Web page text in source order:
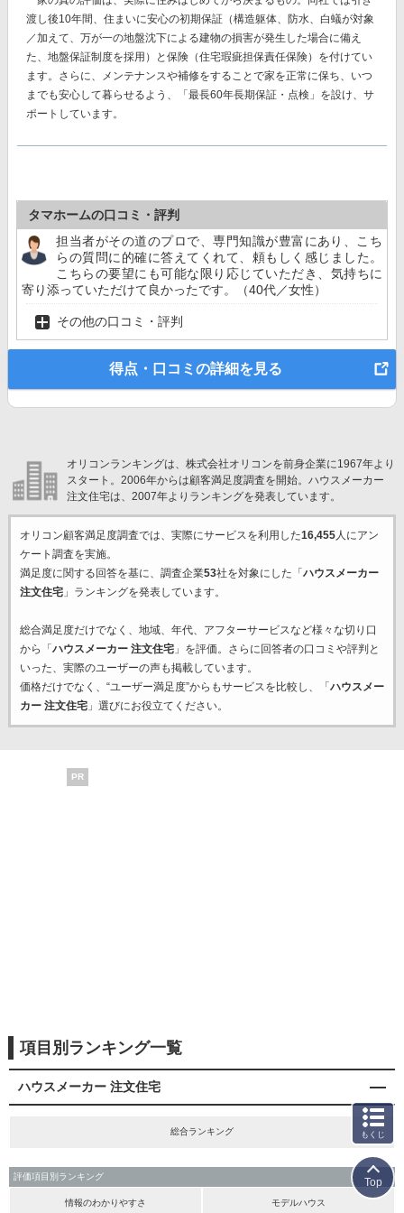
渡し後10年間、住まいに安心の初期保証（構造躯体、防水、白蟻が対象
／加えて、万が一の地盤沈下による建物の損害が発生した場合に備え
た、地盤保証制度を採用）と保険（住宅瑕疵担保責任保険） を付けてい
ます。さらに、メンテナンスや補修をすることで家を正常に保ち、いつ
までも安心して暮らせるよう、「最長60年長期保証・点検」を設け、サ
ポートしています。
タマホームの口コミ・評判
担当者がその道のプロで、専門知識が豊富にあり、こち
らの質問に的確に答えてくれて、頼もしく感じました。
こちらの要望にも可能な限り応じていただき、気持ちに
寄り添っていただけて良かったです。（40代／女性）
その他の口コミ・評判
得点・口コミの詳細を見る
オリコンランキングは、株式会社オリコンを前身企業に1967年より
スタート。2006年からは顧客満足度調査を開始。ハウスメーカー
注文住宅は、2007年よりランキングを発表しています。
オリコン顧客満足度調査では、実際にサービスを利用した16,455人にアン
ケート調査を実施。
満足度に関する回答を基に、調査企業53社を対象にした「 ハウスメーカー
注文住宅」ランキングを発表しています。
総合満足度だけでなく、地域、年代、アフターサービスなど様々な切り口
から「 ハウスメーカー 注文住宅」を評価。さらに回答者の口コミや評判と
いった、実際のユーザーの声も掲載しています。
価格だけでなく、“ユーザー満足度”からもサービスを比較し、「 ハウスメー
カー 注文住宅」選びにお役立てください。
PR
項目別ランキング一覧
ハウスメーカー 注文住宅
総合ランキング
評価項目別ランキング
情報のわかりやすさ モデルハウス
もくじ
Top